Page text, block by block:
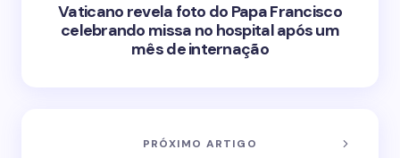
Vaticano revela foto do Papa Francisco
celebrando missa no hospital após um
mês de internação
PRÓXIMO ARTIGO